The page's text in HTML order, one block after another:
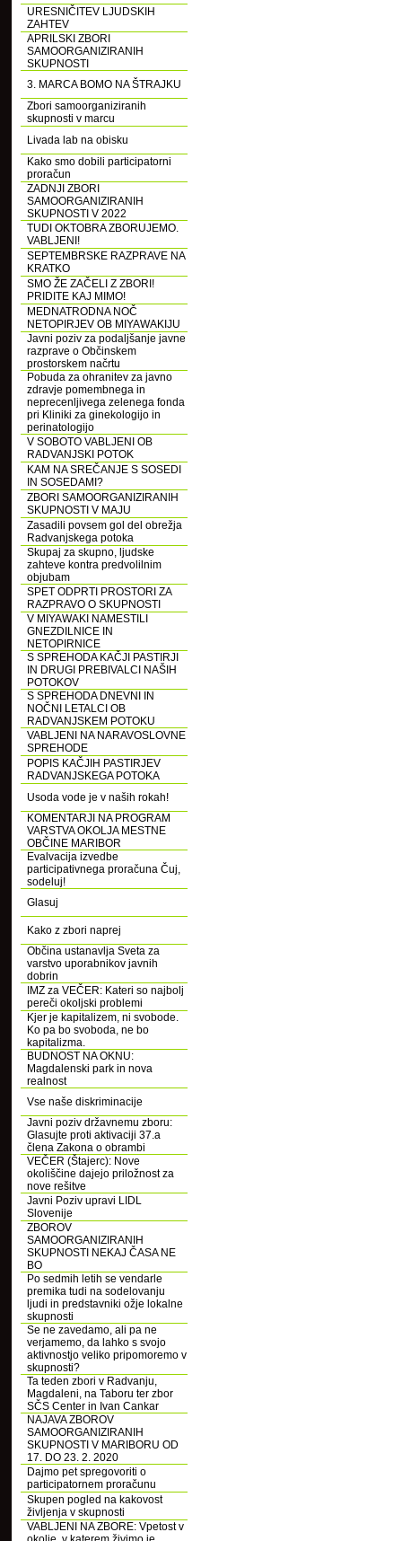
URESNIČITEV LJUDSKIH
ZAHTEV
APRILSKI ZBORI
SAMOORGANIZIRANIH
SKUPNOSTI
3. MARCA BOMO NA ŠTRAJKU
Zbori samoorganiziranih
skupnosti v marcu
Livada lab na obisku
Kako smo dobili participatorni
proračun
ZADNJI ZBORI
SAMOORGANIZIRANIH
SKUPNOSTI V 2022
TUDI OKTOBRA ZBORUJEMO.
VABLJENI!
SEPTEMBRSKE RAZPRAVE NA
KRATKO
SMO ŽE ZAČELI Z ZBORI!
PRIDITE KAJ MIMO!
MEDNATRODNA NOČ
NETOPIRJEV OB MIYAWAKIJU
Javni poziv za podaljšanje javne
razprave o Občinskem
prostorskem načrtu
Pobuda za ohranitev za javno
zdravje pomembnega in
neprecenljivega zelenega fonda
pri Kliniki za ginekologijo in
perinatologijo
V SOBOTO VABLJENI OB
RADVANJSKI POTOK
KAM NA SREČANJE S SOSEDI
IN SOSEDAMI?
ZBORI SAMOORGANIZIRANIH
SKUPNOSTI V MAJU
Zasadili povsem gol del obrežja
Radvanjskega potoka
Skupaj za skupno, ljudske
zahteve kontra predvolilnim
objubam
SPET ODPRTI PROSTORI ZA
RAZPRAVO O SKUPNOSTI
V MIYAWAKI NAMESTILI
GNEZDILNICE IN
NETOPIRNICE
S SPREHODA KAČJI PASTIRJI
IN DRUGI PREBIVALCI NAŠIH
POTOKOV
S SPREHODA DNEVNI IN
NOČNI LETALCI OB
RADVANJSKEM POTOKU
VABLJENI NA NARAVOSLOVNE
SPREHODE
POPIS KAČJIH PASTIRJEV
RADVANJSKEGA POTOKA
Usoda vode je v naših rokah!
KOMENTARJI NA PROGRAM
VARSTVA OKOLJA MESTNE
OBČINE MARIBOR
Evalvacija izvedbe
participativnega proračuna Čuj,
sodeluj!
Glasuj
Kako z zbori naprej
Občina ustanavlja Sveta za
varstvo uporabnikov javnih
dobrin
IMZ za VEČER: Kateri so najbolj
pereči okoljski problemi
Kjer je kapitalizem, ni svobode.
Ko pa bo svoboda, ne bo
kapitalizma.
BUDNOST NA OKNU:
Magdalenski park in nova
realnost
Vse naše diskriminacije
Javni poziv državnemu zboru:
Glasujte proti aktivaciji 37.a
člena Zakona o obrambi
VEČER (Štajerc): Nove
okoliščine dajejo priložnost za
nove rešitve
Javni Poziv upravi LIDL
Slovenije
ZBOROV
SAMOORGANIZIRANIH
SKUPNOSTI NEKAJ ČASA NE
BO
Po sedmih letih se vendarle
premika tudi na sodelovanju
ljudi in predstavniki ožje lokalne
skupnosti
Se ne zavedamo, ali pa ne
verjamemo, da lahko s svojo
aktivnostjo veliko pripomoremo v
skupnosti?
Ta teden zbori v Radvanju,
Magdaleni, na Taboru ter zbor
SČS Center in Ivan Cankar
NAJAVA ZBOROV
SAMOORGANIZIRANIH
SKUPNOSTI V MARIBORU OD
17. DO 23. 2. 2020
Dajmo pet spregovoriti o
participatornem proračunu
Skupen pogled na kakovost
življenja v skupnosti
VABLJENI NA ZBORE: Vpetost v